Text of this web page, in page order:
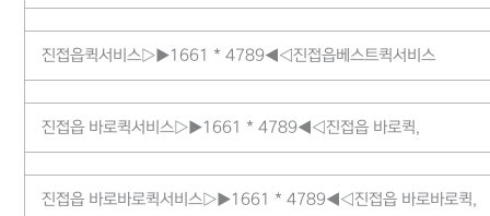
진접읍퀵서비스▷▶1661 * 4789◀◁진접읍베스트퀵서비스
진접읍 바로퀵서비스▷▶1661 * 4789◀◁진접읍 바로퀵,
진접읍 바로바로퀵서비스▷▶1661 * 4789◀◁진접읍 바로바로퀵,